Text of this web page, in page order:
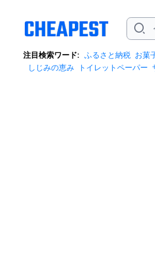
注目検索ワード: ふるさと納税 お菓
しじみの恵み
トイレットペーパー